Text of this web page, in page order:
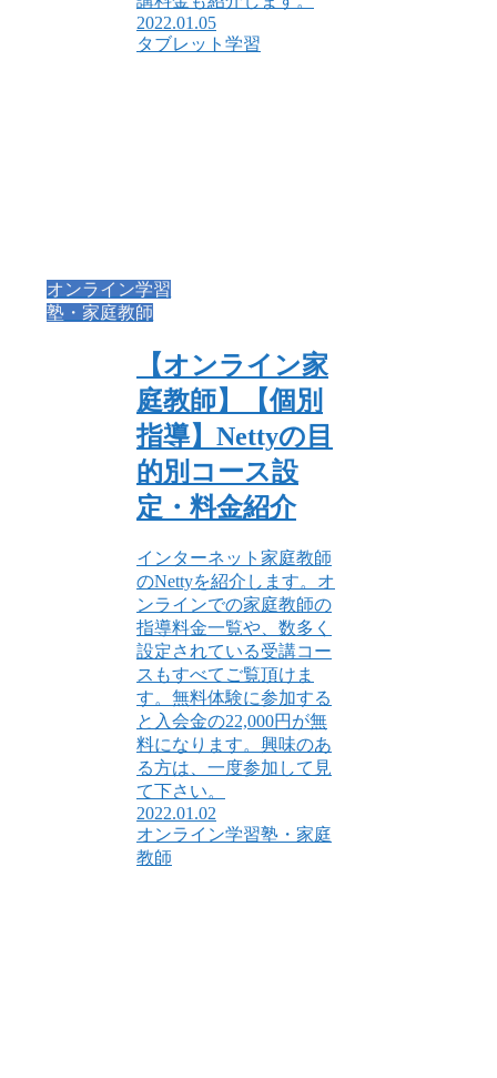
2022.01.05
タブレット学習
オンライン学習
塾・家庭教師
【オンライン家
庭教師】【個別
指導】Nettyの目
的別コース設
定・料金紹介
インターネット家庭教師
のNettyを紹介します。オ
ンラインでの家庭教師の
指導料金一覧や、数多く
設定されている受講コー
スもすべてご覧頂けま
す。無料体験に参加する
と入会金の22,000円が無
料になります。興味のあ
る方は、一度参加して見
て下さい。
2022.01.02
オンライン学習塾・家庭
教師